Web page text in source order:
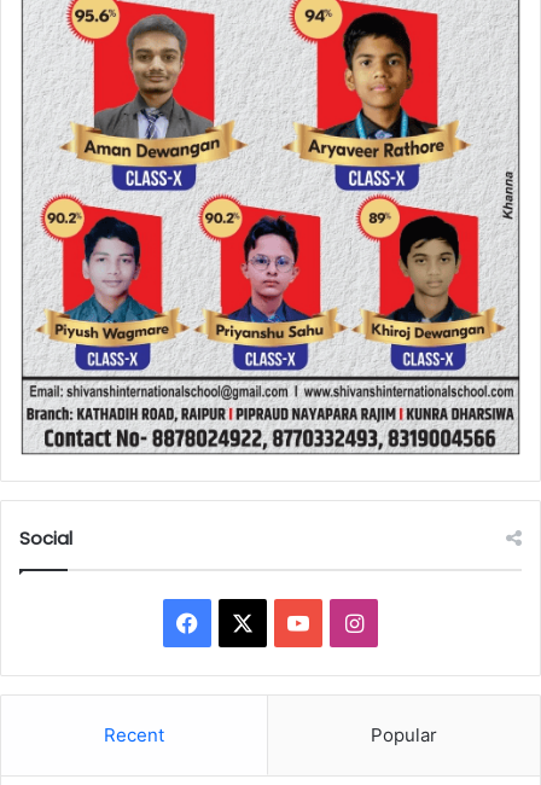
Social
Facebook YouTubeInstagram
Recent Popular